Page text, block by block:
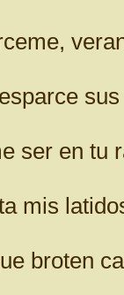
ser en tu
mis
broten